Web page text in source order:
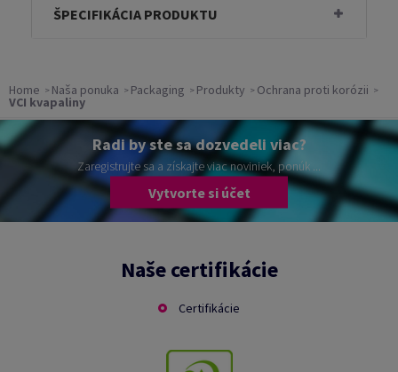
ŠPECIFIKÁCIA PRODUKTU
Home Naša ponuka Packaging Produkty Ochrana proti korózii
VCI kvapaliny
Radi by ste sa dozvedeli viac?
Zaregistrujte sa a získajte viac noviniek, ponúk ...
Vytvorte si účet
Naše certifikácie
Certifikácie